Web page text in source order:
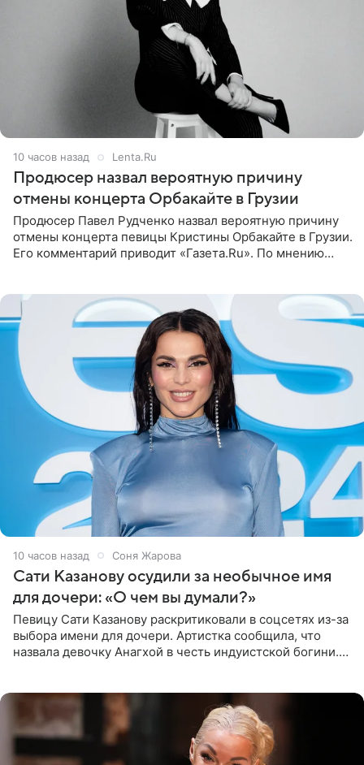
10 часов назад Lenta.Ru
Продюсер назвал вероятную причину
отмены концерта Орбакайте в Грузии
Продюсер Павел Рудченко назвал вероятную причину
отмены концерта певицы Кристины Орбакайте в Грузии.
Его комментарий приводит «Газета.Ru». По мнению
10 часов назад Соня Жарова
Сати Казанову осудили за необычное имя
для дочери: «О чем вы думали?»
Певицу Сати Казанову раскритиковали в соцсетях из-за
выбора имени для дочери. Артистка сообщила, что
назвала девочку Анагхой в честь индуистской богини.